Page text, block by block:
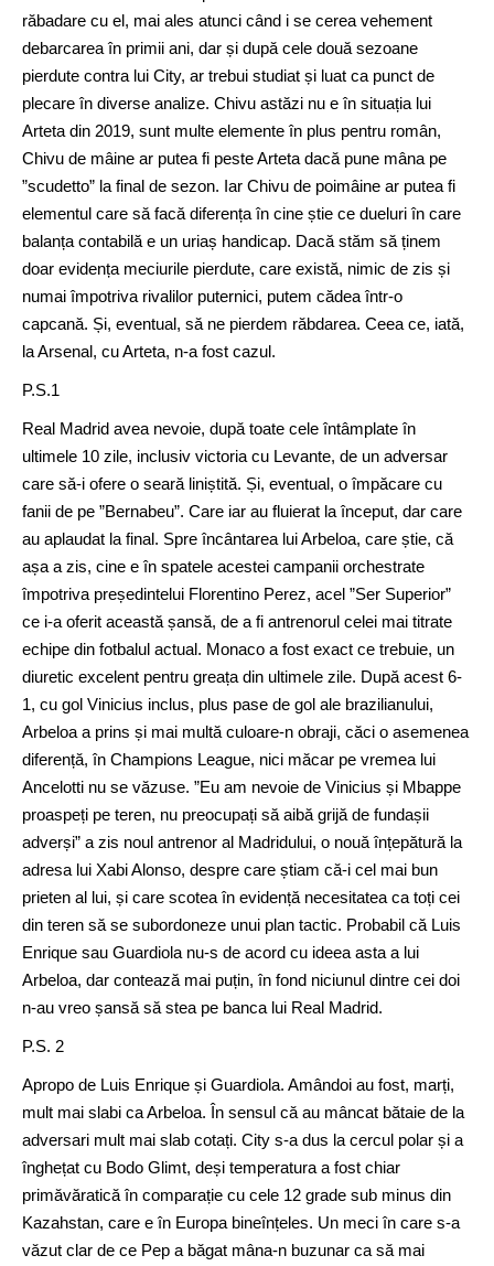
răbadare cu el, mai ales atunci când i se cerea vehement
debarcarea în primii ani, dar și după cele două sezoane
pierdute contra lui City, ar trebui studiat și luat ca punct de
plecare în diverse analize. Chivu astăzi nu e în situația lui
Arteta din 2019, sunt multe elemente în plus pentru român,
Chivu de mâine ar putea fi peste Arteta dacă pune mâna pe
”scudetto” la final de sezon. Iar Chivu de poimâine ar putea fi
elementul care să facă diferența în cine știe ce dueluri în care
balanța contabilă e un uriaș handicap. Dacă stăm să ținem
doar evidența meciurile pierdute, care există, nimic de zis și
numai împotriva rivalilor puternici, putem cădea într-o
capcană. Și, eventual, să ne pierdem răbdarea. Ceea ce, iată,
la Arsenal, cu Arteta, n-a fost cazul.
P.S.1
Real Madrid avea nevoie, după toate cele întâmplate în
ultimele 10 zile, inclusiv victoria cu Levante, de un adversar
care să-i ofere o seară liniștită. Și, eventual, o împăcare cu
fanii de pe ”Bernabeu”. Care iar au fluierat la început, dar care
au aplaudat la final. Spre încântarea lui Arbeloa, care știe, că
așa a zis, cine e în spatele acestei campanii orchestrate
împotriva președintelui Florentino Perez, acel ”Ser Superior”
ce i-a oferit această șansă, de a fi antrenorul celei mai titrate
echipe din fotbalul actual. Monaco a fost exact ce trebuie, un
diuretic excelent pentru greața din ultimele zile. După acest 6-
1, cu gol Vinicius inclus, plus pase de gol ale brazilianului,
Arbeloa a prins și mai multă culoare-n obraji, căci o asemenea
diferență, în Champions League, nici măcar pe vremea lui
Ancelotti nu se văzuse. ”Eu am nevoie de Vinicius și Mbappe
proaspeți pe teren, nu preocupați să aibă grijă de fundașii
adverși” a zis noul antrenor al Madridului, o nouă înțepătură la
adresa lui Xabi Alonso, despre care știam că-i cel mai bun
prieten al lui, și care scotea în evidență necesitatea ca toți cei
din teren să se subordoneze unui plan tactic. Probabil că Luis
Enrique sau Guardiola nu-s de acord cu ideea asta a lui
Arbeloa, dar contează mai puțin, în fond niciunul dintre cei doi
n-au vreo șansă să stea pe banca lui Real Madrid.
P.S. 2
Apropo de Luis Enrique și Guardiola. Amândoi au fost, marți,
mult mai slabi ca Arbeloa. În sensul că au mâncat bătaie de la
adversari mult mai slab cotați. City s-a dus la cercul polar și a
înghețat cu Bodo Glimt, deși temperatura a fost chiar
primăvăratică în comparație cu cele 12 grade sub minus din
Kazahstan, care e în Europa bineînțeles. Un meci în care s-a
văzut clar de ce Pep a băgat mâna-n buzunar ca să mai